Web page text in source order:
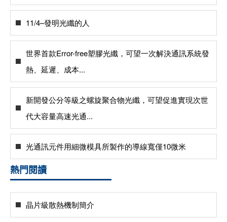
11/4–發明光纖的人
世界首款Error-free塑膠光纖，可望一次解決通訊系統發
熱、延遲、成本...
新開發公分等級之螺旋聚合物光纖，可望促進實現次世
代大容量高速光通...
光通訊元件用細微模具所製作的導線寬僅10微米
熱門閱讀
晶片級散熱機制簡介